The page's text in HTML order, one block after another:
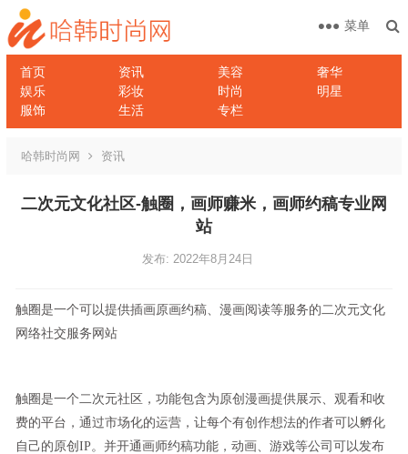
首页 资讯 美容
奢华
娱乐
彩妆 时尚
明星
服饰
生活 专栏
菜单
哈韩时尚网 资讯
二次元文化社区-触圈，画师赚米，画师约稿专业网
站
发布: 2022年8月24日
触圈是一个可以提供插画原画约稿、漫画阅读等服务的二次元文化
网络社交服务网站
触圈是一个二次元社区，功能包含为原创漫画提供展示、观看和收
费的平台，通过市场化的运营，让每个有创作想法的作者可以孵化
自己的原创IP。并开通画师约稿功能，动画、游戏等公司可以发布